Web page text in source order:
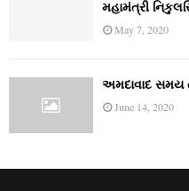
મહામંત્રી
May 7, 2020
અમદાવાદ સમય
June 14, 2020